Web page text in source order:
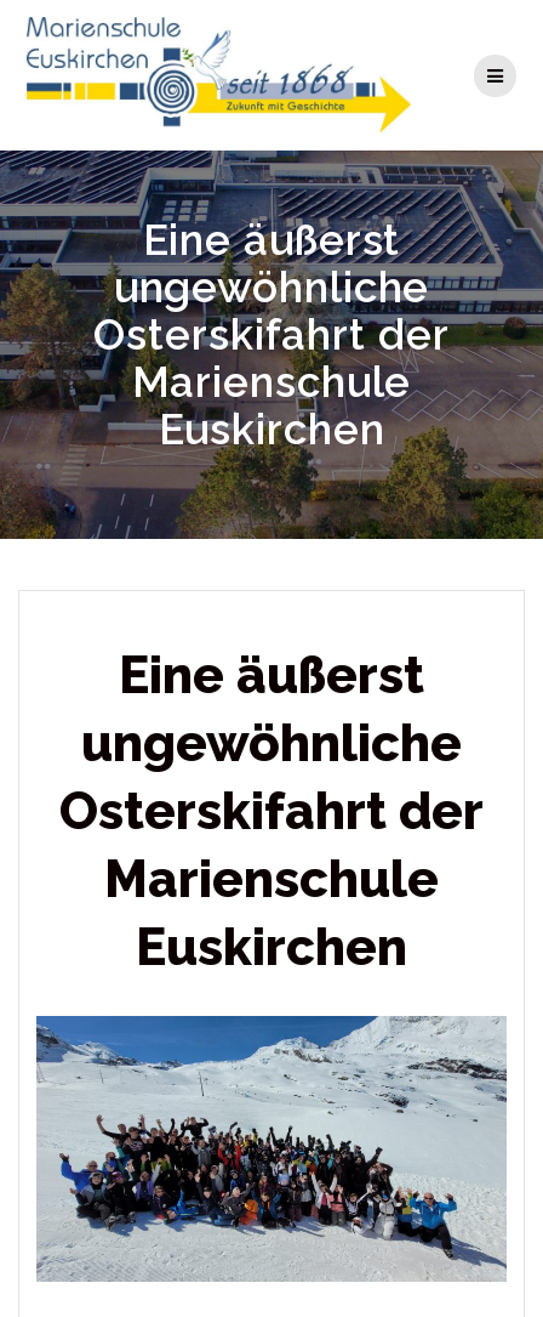
springen
Eine äußerst
ungewöhnliche
Osterskifahrt der
Marienschule
Euskirchen
Eine äußerst
ungewöhnliche
Osterskifahrt der
Marienschule
Euskirchen